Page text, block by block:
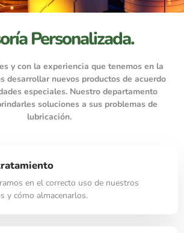
Personalizada.
y con la experiencia que tenemos en la
desarrollar nuevos productos de acuerdo
especiales. Nuestro departamento
soluciones a sus problemas de
lubricación.
en el correcto uso de nuestros
y cómo almacenarlos.